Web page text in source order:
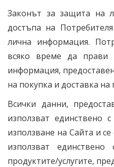
Законът за защита на
достъпа на
лична информация.
всяко време да прави
информация,
на покупка и доставка на
Всички данни,
използват единствено
използване на Сайта и
използват
продуктите/услугите,